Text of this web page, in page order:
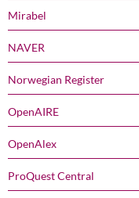
Mirabel
NAVER
Norwegian Register
OpenAIRE
OpenAlex
ProQuest Central